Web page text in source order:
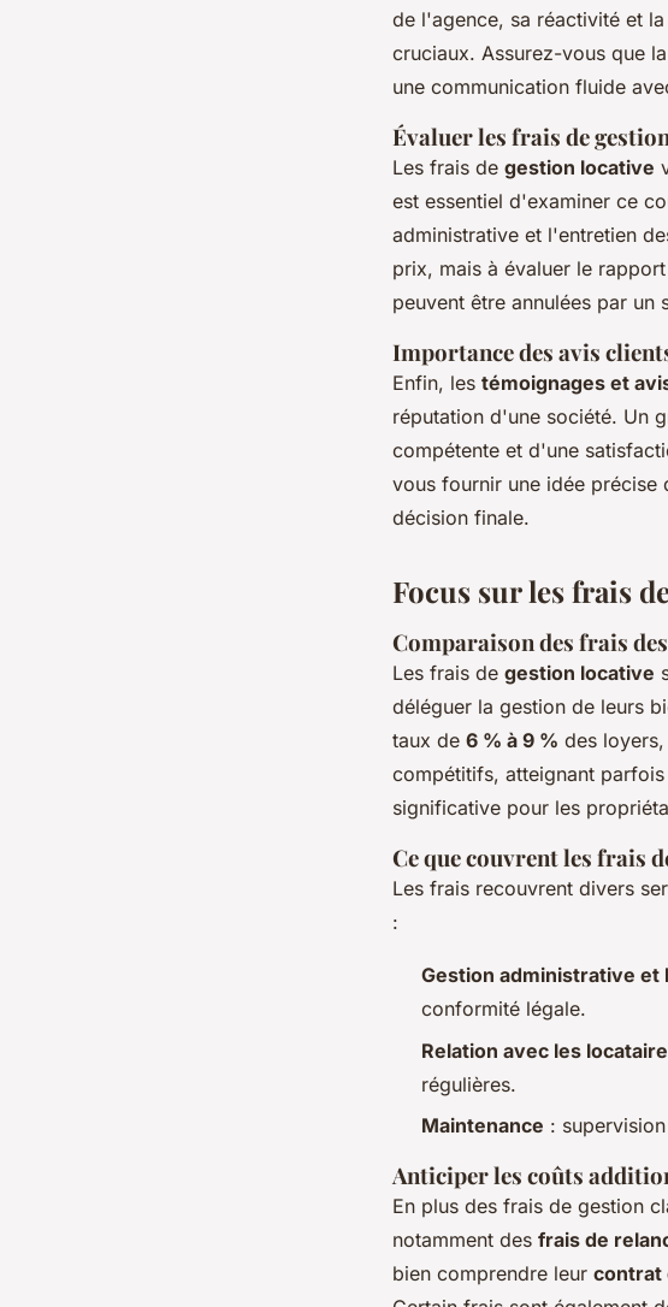
de l'agence, sa réactivité et
cruciaux. Assurez-vous que
une communication fluide
Évaluer les frais de
Les frais de gestion locative
est essentiel d'examiner ce
administrative et l'entretien
prix, mais à évaluer le
peuvent être annulées par un
Importance des avis
Enfin, les témoignages et
réputation d'une société. Un
compétente et d'une
vous fournir une idée
décision finale.
Focus sur les frais
Comparaison des frais
Les frais de gestion locative
déléguer la gestion de leurs
taux de 6 % à 9 % des
compétitifs, atteignant parfois
significative pour les
Ce que couvrent les frais
Les frais recouvrent divers
:
Gestion administrative et
conformité légale.
Relation avec les
régulières.
Maintenance :
Anticiper les coûts
En plus des frais de gestion
notamment des frais de
bien comprendre leur contrat